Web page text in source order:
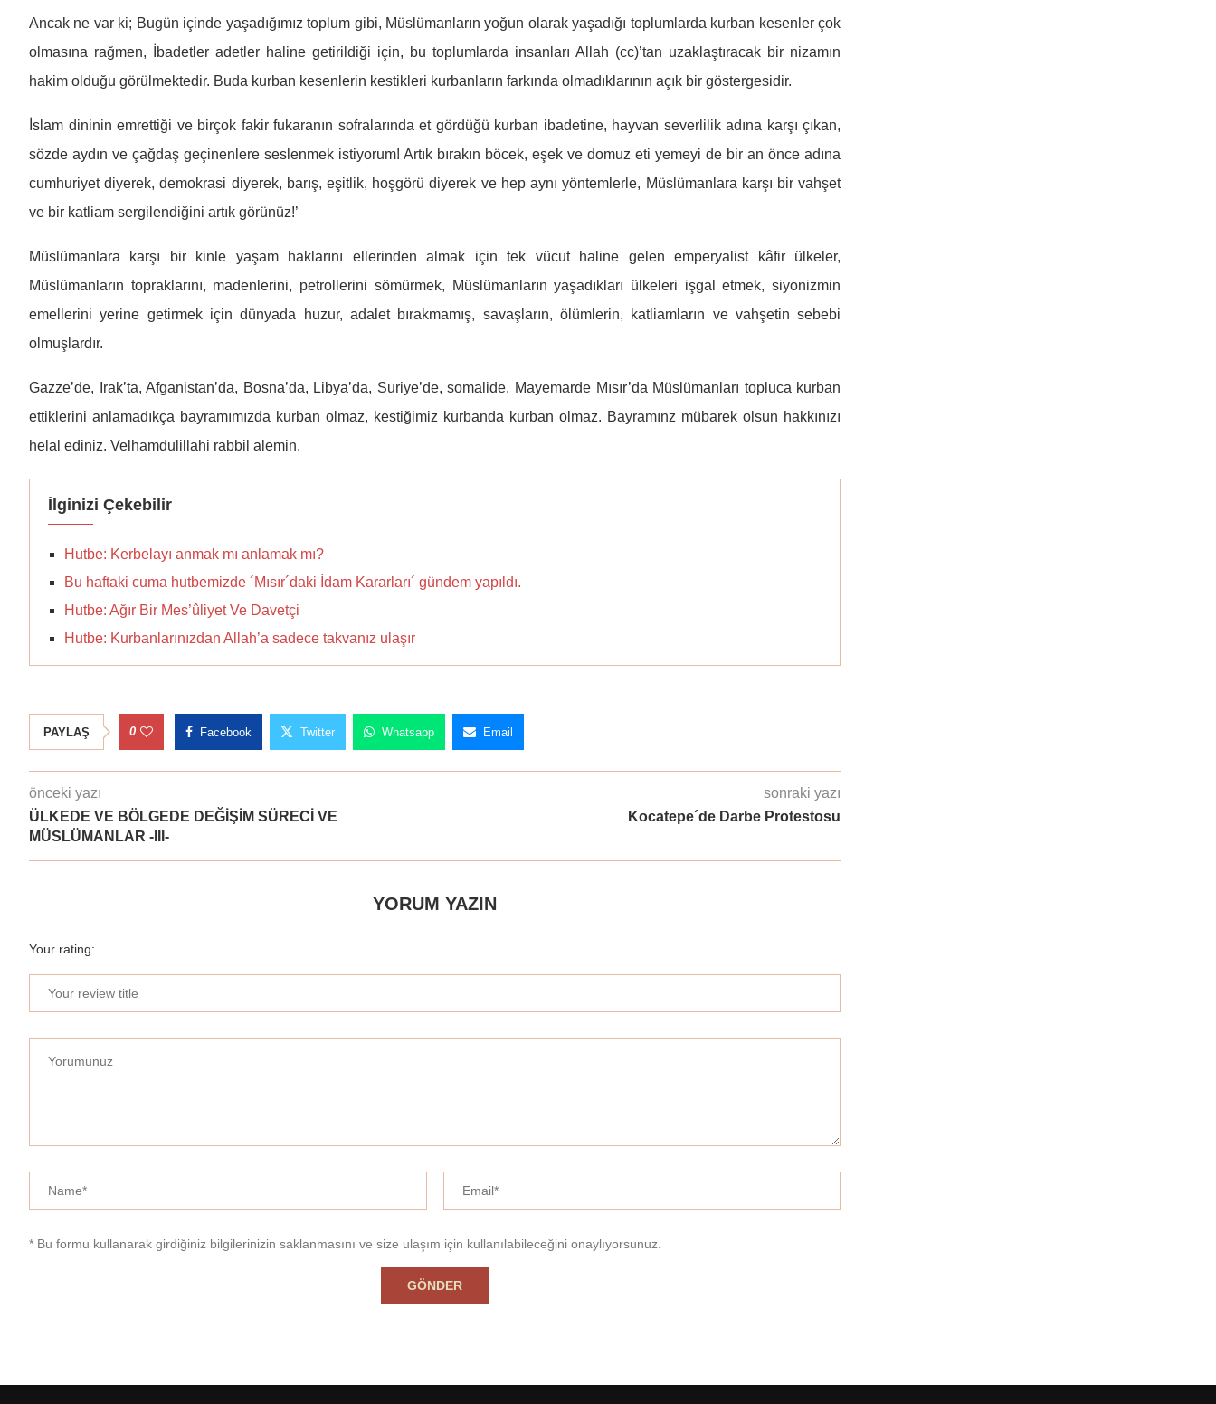
Ancak ne var ki; Bugün içinde yaşadığımız toplum gibi, Müslümanların yoğun olarak yaşadığı toplumlarda kurban kesenler çok
olmasına rağmen, İbadetler adetler haline getirildiği için, bu toplumlarda insanları Allah (cc)’tan uzaklaştıracak bir nizamın
hakim olduğu görülmektedir. Buda kurban kesenlerin kestikleri kurbanların farkında olmadıklarının açık bir göstergesidir.
İslam dininin emrettiği ve birçok fakir fukaranın sofralarında et gördüğü kurban ibadetine, hayvan severlilik adına karşı çıkan,
sözde aydın ve çağdaş geçinenlere seslenmek istiyorum! Artık bırakın böcek, eşek ve domuz eti yemeyi de bir an önce adına
cumhuriyet diyerek, demokrasi diyerek, barış, eşitlik, hoşgörü diyerek ve hep aynı yöntemlerle, Müslümanlara karşı bir vahşet
ve bir katliam sergilendiğini artık görünüz!’
Müslümanlara karşı bir kinle yaşam haklarını ellerinden almak için tek vücut haline gelen emperyalist kâfir ülkeler,
Müslümanların topraklarını, madenlerini, petrollerini sömürmek, Müslümanların yaşadıkları ülkeleri işgal etmek, siyonizmin
emellerini yerine getirmek için dünyada huzur, adalet bırakmamış, savaşların, ölümlerin, katliamların ve vahşetin sebebi
olmuşlardır.
Gazze’de, Irak’ta, Afganistan’da, Bosna’da, Libya’da, Suriye’de, somalide, Mayemarde Mısır’da Müslümanları topluca kurban
ettiklerini anlamadıkça bayramımızda kurban olmaz, kestiğimiz kurbanda kurban olmaz. Bayramınz mübarek olsun hakkınızı
helal ediniz. Velhamdulillahi rabbil alemin.
İlginizi Çekebilir
Hutbe: Kerbelayı anmak mı anlamak mı?
Bu haftaki cuma hutbemizde ´Mısır´daki İdam Kararları´ gündem yapıldı.
Hutbe: Ağır Bir Mes’ûliyet Ve Davetçi
Hutbe: Kurbanlarınızdan Allah’a sadece takvanız ulaşır
PAYLAŞ 0 Facebook Twitter Whatsapp Email
önceki yazı
ÜLKEDE VE BÖLGEDE DEĞİŞİM SÜRECİ VE
MÜSLÜMANLAR -III-
sonraki yazı
Kocatepe´de Darbe Protestosu
YORUM YAZIN
Your rating:
* Bu formu kullanarak girdiğiniz bilgilerinizin saklanmasını ve size ulaşım için kullanılabileceğini onaylıyorsunuz.